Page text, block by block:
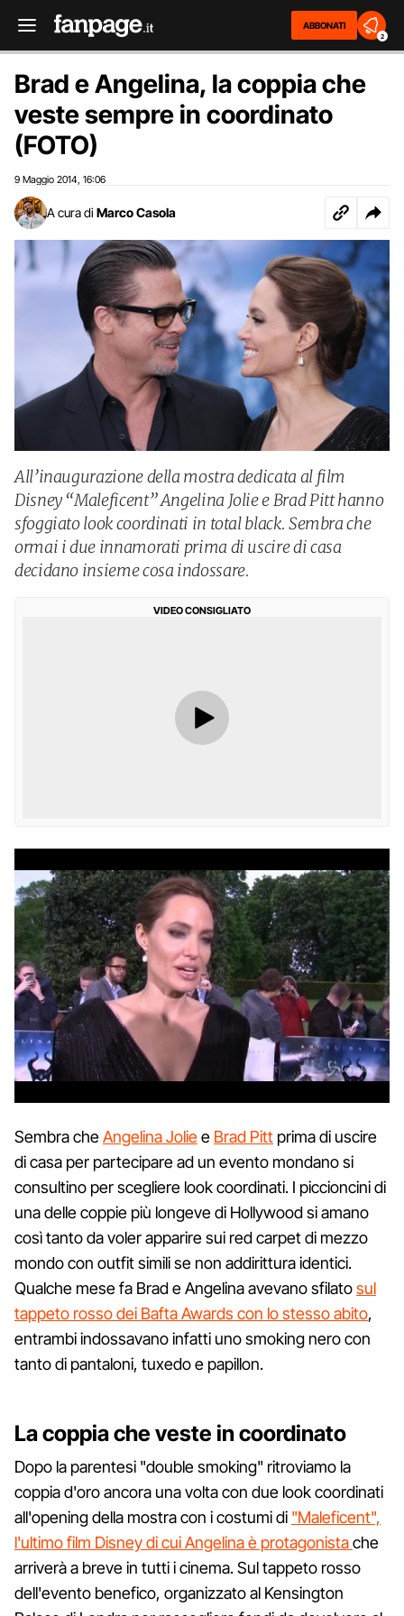
ABBONATI
2
Brad e Angelina, la coppia che
veste sempre in coordinato
(FOTO)
9 Maggio 2014 16:06
A cura di Marco Casola
All’inaugurazione della mostra dedicata al film
Disney “Maleficent” Angelina Jolie e Brad Pitt hanno
sfoggiato look coordinati in total black. Sembra che
ormai i due innamorati prima di uscire di casa
decidano insieme cosa indossare.
VIDEO CONSIGLIATO
Sembra cheAngelina Joliee Brad Pitt prima di uscire
di casa per partecipare ad un evento mondano si
consultino per scegliere look coordinati. I piccioncini di
una delle coppie più longeve di Hollywood si amano
così tanto da voler apparire sui red carpet di mezzo
mondo con outfit simili se non addirittura identici.
Qualche mese fa Brad e Angelina avevano sfilatosul
tappeto rosso dei Bafta Awards con lo stesso abito,
entrambi indossavano infatti uno smoking nero con
tanto di pantaloni, tuxedo e papillon.
La coppia che veste in coordinato
Dopo la parentesi "double smoking" ritroviamo la
coppia d'oro ancora una volta con due look coordinati
all'opening della mostra con i costumi di "Maleficent",
l'ultimo film Disney di cui Angelina è protagonistache
arriverà a breve in tutti i cinema. Sul tappeto rosso
dell'evento benefico, organizzato al Kensington